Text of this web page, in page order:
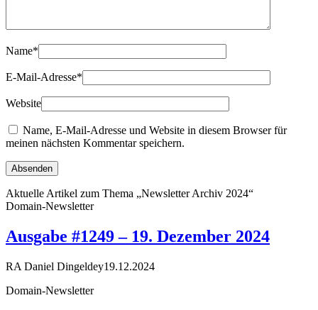
Name*
E-Mail-Adresse*
Website
Name, E-Mail-Adresse und Website in diesem Browser für
meinen nächsten Kommentar speichern.
Aktuelle Artikel zum Thema „Newsletter Archiv 2024“
Domain-Newsletter
Ausgabe #1249 – 19. Dezember 2024
RA Daniel Dingeldey19.12.2024
Domain-Newsletter